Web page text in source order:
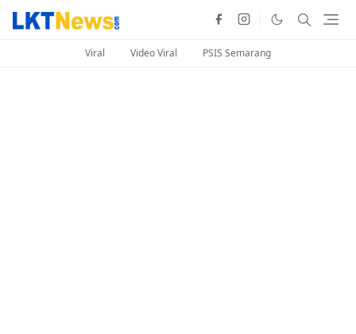
Viral Video Viral PSIS Semarang